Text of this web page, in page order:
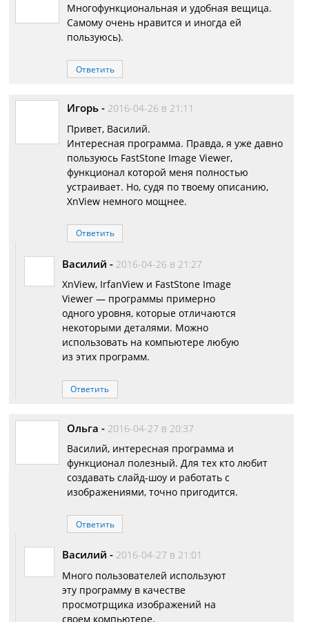
Многофункциональная и удобная вещица.
Самому очень нравится и иногда ей
пользуюсь).
Ответить
Игорь - 2016-04-26 в 21:11
Привет, Василий.
Интересная программа. Правда, я уже давно
пользуюсь FastStone Image Viewer,
функционал которой меня полностью
устраивает. Но, судя по твоему описанию,
XnView немного мощнее.
Ответить
Василий - 2016-04-26 в 21:27
XnView, IrfanView и FastStone Image
Viewer — программы примерно
одного уровня, которые отличаются
некоторыми деталями. Можно
использовать на компьютере любую
из этих программ.
Ответить
Ольга - 2016-04-27 в 20:37
Василий, интересная программа и
функционал полезный. Для тех кто любит
создавать слайд-шоу и работать с
изображениями, точно пригодится.
Ответить
Василий - 2016-04-27 в 21:01
Много пользователей используют
эту программу в качестве
просмотрщика изображений на
своем компьютере.